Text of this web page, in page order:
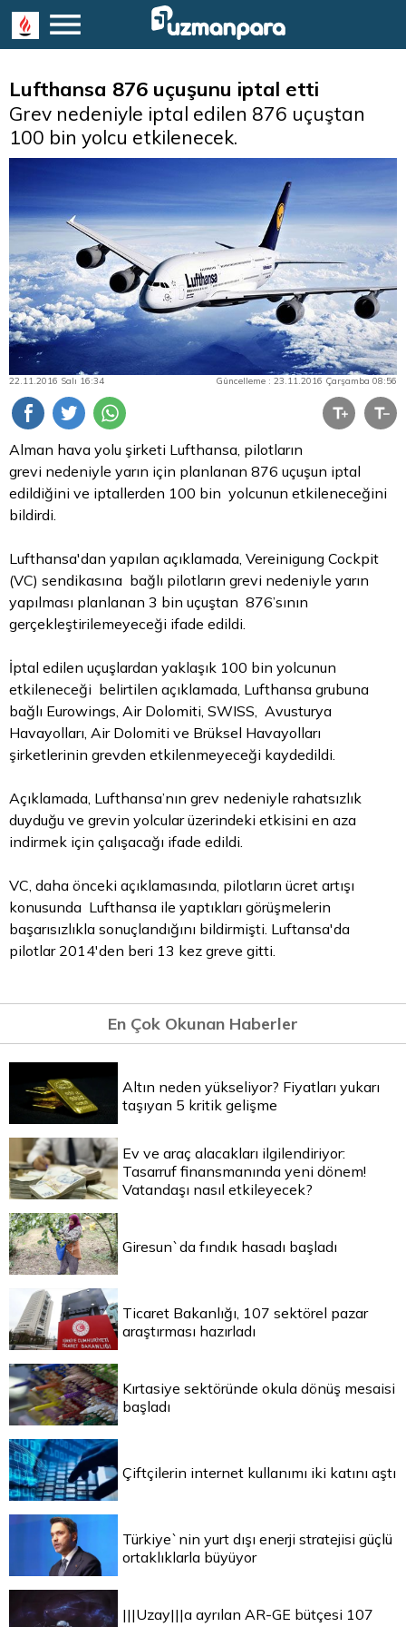
Lufthansa 876 uçuşunu iptal etti
Grev nedeniyle iptal edilen 876 uçuştan
100 bin yolcu etkilenecek.
22.11.2016 Salı 16:34 Güncelleme : 23.11.2016 Çarşamba 08:56
Alman hava yolu şirketi Lufthansa, pilotların
grevi nedeniyle yarın için planlanan 876 uçuşun iptal
edildiğini ve iptallerden 100 bin yolcunun etkileneceğini
bildirdi.
Lufthansa'dan yapılan açıklamada, Vereinigung Cockpit
(VC) sendikasına bağlı pilotların grevi nedeniyle yarın
yapılması planlanan 3 bin uçuştan 876’sının
gerçekleştirilemeyeceği ifade edildi.
İptal edilen uçuşlardan yaklaşık 100 bin yolcunun
etkileneceği belirtilen açıklamada, Lufthansa grubuna
bağlı Eurowings, Air Dolomiti, SWISS, Avusturya
Havayolları, Air Dolomiti ve Brüksel Havayolları
şirketlerinin grevden etkilenmeyeceği kaydedildi.
Açıklamada, Lufthansa’nın grev nedeniyle rahatsızlık
duyduğu ve grevin yolcular üzerindeki etkisini en aza
indirmek için çalışacağı ifade edildi.
VC, daha önceki açıklamasında, pilotların ücret artışı
konusunda Lufthansa ile yaptıkları görüşmelerin
başarısızlıkla sonuçlandığını bildirmişti. Luftansa'da
pilotlar 2014'den beri 13 kez greve gitti.
En Çok Okunan Haberler
Altın neden yükseliyor? Fiyatları yukarı
taşıyan 5 kritik gelişme
Ev ve araç alacakları ilgilendiriyor:
Tasarruf finansmanında yeni dönem!
Vatandaşı nasıl etkileyecek?
Giresun`da fındık hasadı başladı
Ticaret Bakanlığı, 107 sektörel pazar
araştırması hazırladı
Kırtasiye sektöründe okula dönüş mesaisi
başladı
Çiftçilerin internet kullanımı iki katını aştı
Türkiye`nin yurt dışı enerji stratejisi güçlü
ortaklıklarla büyüyor
|||Uzay|||a ayrılan AR-GE bütçesi 107